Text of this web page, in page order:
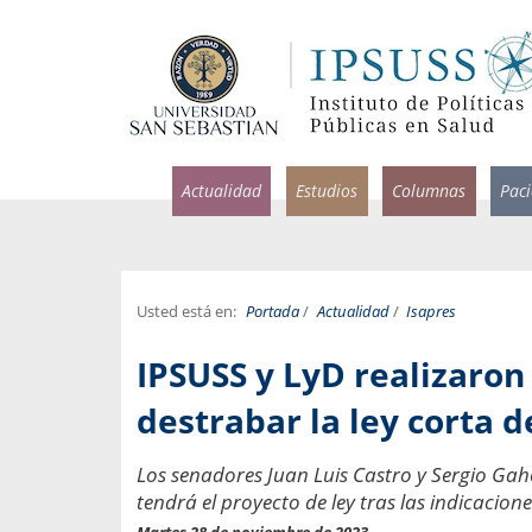
Actualidad Estudios Columnas
Usted está en: Portada/ Actualidad/ Isapres
IPSUSS y LyD
destrabar la ley corta
Los senadores Juan Luis Castro y Sergio
tendrá el proyecto de ley tras las
por incapacidad
Infectólogo y profesor
Usamos la palabra
una enfermedad